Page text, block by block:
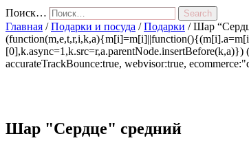
Поиск… Search
Главная /Подарки и посуда /Подарки / Шар
accurateTrackBounce:true, webvisor:true,
Шар "Сердце" средний